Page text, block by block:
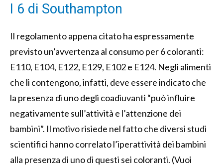
I 6 di Southampton
Il regolamento appena citato ha espressamente
previsto un’avvertenza al consumo per 6 coloranti:
E110, E104, E122, E129, E102 e E124. Negli alimenti
che li contengono, infatti, deve essere indicato che
la presenza di uno degli coadiuvanti “può influire
negativamente sull’attività e l’attenzione dei
bambini”. Il motivo risiede nel fatto che diversi studi
scientifici hanno correlato l’iperattività dei bambini
alla presenza di uno di questi sei coloranti. (Vuoi